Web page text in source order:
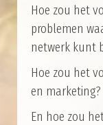
Hoe zou het
problemen
netwerk kunt
Hoe zou het
en
En hoe zou